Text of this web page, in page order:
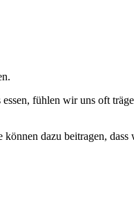
fühlen wir uns oft
dazu beitragen,